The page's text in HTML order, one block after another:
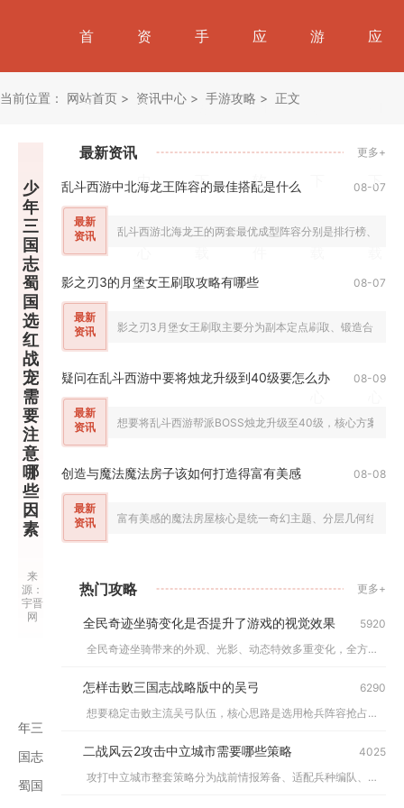
首
页
资
讯
中
手
下
应
用
软
游
中
应
下
中
当前位置： 网站首页 资讯中心 手游攻略 正文
少
年
三
国
志
蜀
国
选
红
战
宠
需
要
注
意
哪
些
因
素
来
源：
宇晋
网
作
者：
09:10:56
年三
国志
蜀国
最新资讯 更多+
乱斗西游中北海龙王阵容的最佳搭配是什么 08-07
最新
资讯
乱斗西游北海龙王的两套最优成型阵容分别是排行榜、修
影之刃3的月堡女王刷取攻略有哪些 08-07
最新
资讯
影之刃3月堡女王刷取主要分为副本定点刷取、锻造合成、
疑问在乱斗西游中要将烛龙升级到40级要怎么办 08-09
最新
资讯
想要将乱斗西游帮派BOSS烛龙升级至40级，核心方案分
创造与魔法魔法房子该如何打造得富有美感 08-08
最新
资讯
富有美感的魔法房屋核心是统一奇幻主题、分层几何结构
热门攻略 更多+
全民奇迹坐骑变化是否提升了游戏的视觉效果
5920
全民奇迹坐骑带来的外观、光影、动态特效多重变化，全方位提升了...
怎样击败三国志战略版中的吴弓
6290
想要稳定击败主流吴弓队伍，核心思路是选用枪兵阵容抢占兵种克制...
二战风云2攻击中立城市需要哪些策略
4025
攻打中立城市整套策略分为战前情报筹备、适配兵种编队、战场分步...